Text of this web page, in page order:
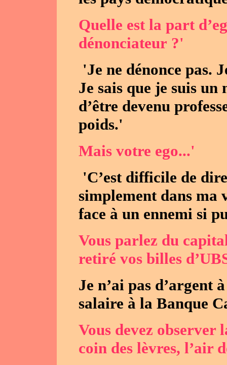
Quelle est la part
dénonciateur ?'
'Je ne dénonce pas.
Je sais que je suis un
d’être devenu
poids.'
Mais votre ego...'
'C’est difficile de
simplement dans ma
face à un ennemi si
Vous parlez du
retiré vos billes
Je n’ai pas d’argent
salaire à la Banque
Vous devez observer
coin des lèvres, l’air